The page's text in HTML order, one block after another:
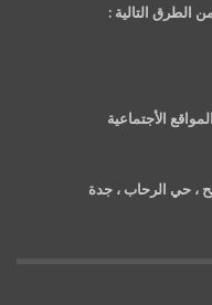
الطرق التالية :
الأجتماعية
، حي الرحاب ، جدة